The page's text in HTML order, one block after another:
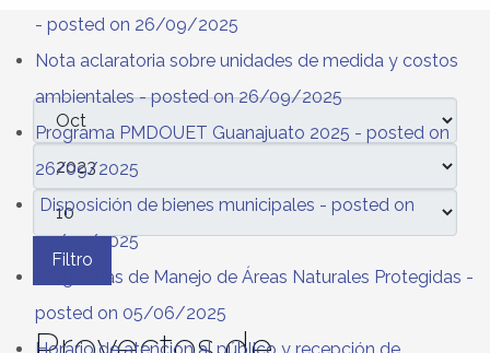
- posted on 26/09/2025
Nota aclaratoria sobre unidades de medida y costos
ambientales- posted on 26/09/2025
Programa PMDOUET Guanajuato 2025 - posted on
26/09/2025
Disposición de bienes municipales - posted on
24/09/2025
Programas de Manejo de Áreas Naturales Protegidas -
posted on 05/06/2025
Filtros
Mes
Año
Cantidad
Filtro